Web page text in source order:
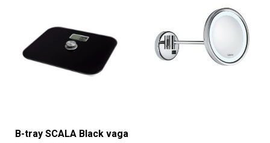
B-tray SCALA Black vaga